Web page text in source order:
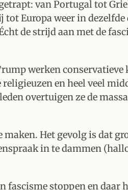
van Portugal tot
Europa weer in
de strijd aan met de
werken
en heel veel
overtuigen ze de
Het gevolg is dat
in te dammen
stoppen en daar